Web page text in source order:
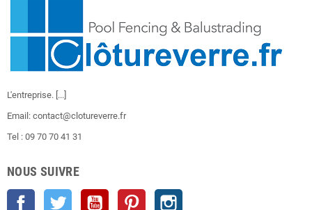
L'entreprise. [...]
Email: contact@clotureverre.fr
Tel : 09 70 70 41 31
NOUS SUIVRE
Facebook Twitter YouTube Pinterest